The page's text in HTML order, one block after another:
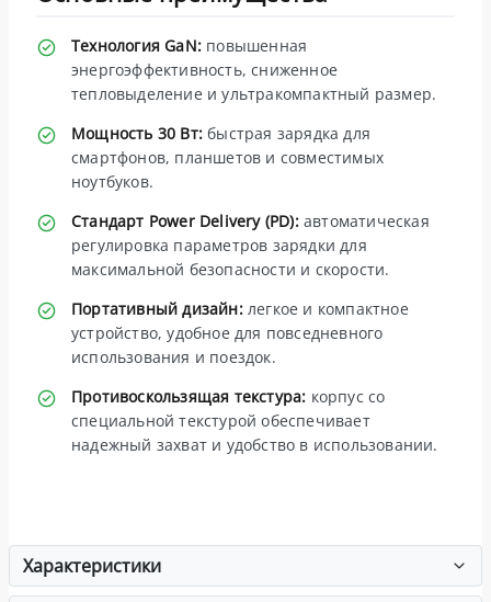
Технология GaN: повышенная
энергоэффективность, сниженное
тепловыделение и ультракомпактный размер.
Мощность 30 Вт: быстрая зарядка для
смартфонов, планшетов и совместимых
ноутбуков.
Стандарт Power Delivery (PD):автоматическая
регулировка параметров зарядки для
максимальной безопасности и скорости.
Портативный дизайн:легкое и компактное
устройство, удобное для повседневного
использования и поездок.
Противоскользящая текстура: корпус со
специальной текстурой обеспечивает
надежный захват и удобство в использовании.
Характеристики